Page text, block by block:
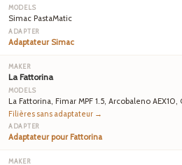
Simac PastaMatic
Adaptateur Simac
La Fattorina
La Fattorina, Fimar MPF 1.5, Arcobaleno
Filières sans adaptateur →
Adaptateur pour Fattorina